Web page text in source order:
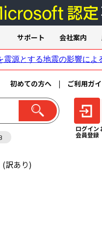
初めての方へ | ご利用ガ
ログイン
会員登録
サポート 会社案内
(訳あり)